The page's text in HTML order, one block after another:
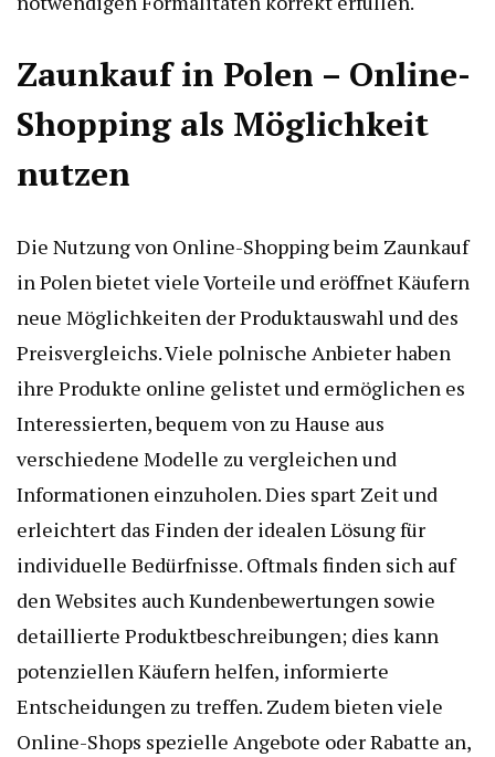
Zaunkauf in Polen – Online-
Shopping als Möglichkeit
nutzen
Die Nutzung von Online-Shopping beim Zaunkauf
in Polen bietet viele Vorteile und eröffnet Käufern
neue Möglichkeiten der Produktauswahl und des
Preisvergleichs. Viele polnische Anbieter haben
ihre Produkte online gelistet und ermöglichen es
Interessierten, bequem von zu Hause aus
verschiedene Modelle zu vergleichen und
Informationen einzuholen. Dies spart Zeit und
erleichtert das Finden der idealen Lösung für
individuelle Bedürfnisse. Oftmals finden sich auf
den Websites auch Kundenbewertungen sowie
detaillierte Produktbeschreibungen; dies kann
potenziellen Käufern helfen, informierte
Entscheidungen zu treffen. Zudem bieten viele
Online-Shops spezielle Angebote oder Rabatte an,